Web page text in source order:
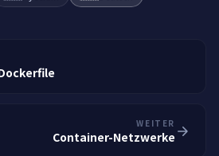
WEITER
Container-Netzwerke